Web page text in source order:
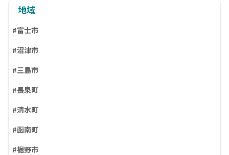
地域
#富士市
#沼津市
#三島市
#長泉町
#清水町
#函南町
#裾野市